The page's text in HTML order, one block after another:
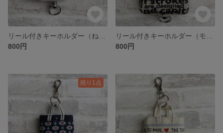
800円
800円
残り1点